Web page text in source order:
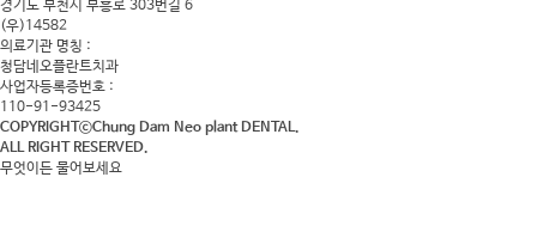
경기도 부천시 부흥로 303번길 6
(우)14582
의료기관 명칭 :
청담네오플란트치과
사업자등록증번호 :
110-91-93425
COPYRIGHTⓒChung Dam Neo plant DENTAL.
ALL RIGHT RESERVED.
무엇이든 물어보세요